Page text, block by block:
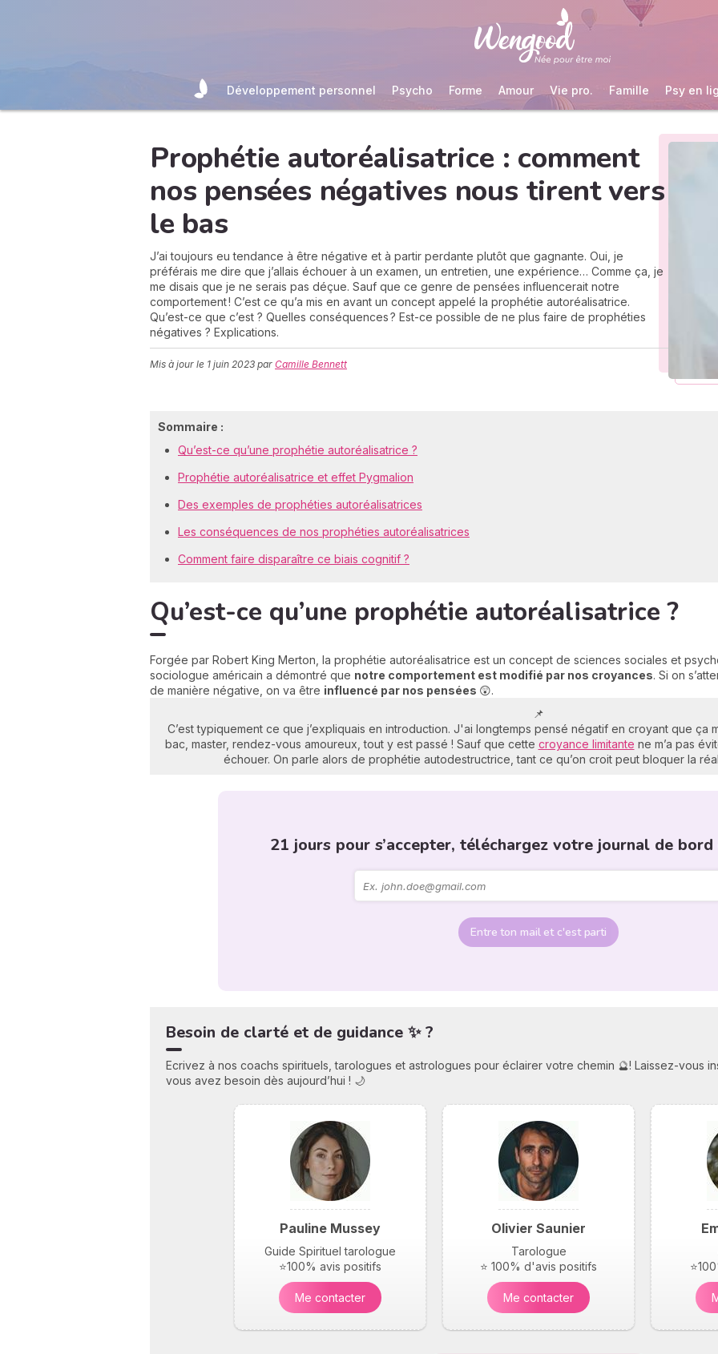
Développement personnel Psycho Forme Amour Vie pro. Famille Psy en
Prophétie autoréalisatrice : comment
nos pensées négatives nous tirent vers
le bas
J’ai toujours eu tendance à être négative et à partir perdante plutôt que gagnante. Oui, je
préférais me dire que j’allais échouer à un examen, un entretien, une expérience… Comme ça, je
me disais que je ne serais pas déçue. Sauf que ce genre de pensées influencerait notre
comportement ! C’est ce qu’a mis en avant un concept appelé la prophétie autoréalisatrice.
Qu’est-ce que c’est ? Quelles conséquences ? Est-ce possible de ne plus faire de prophéties
négatives ? Explications.
Mis à jour le 1 juin 2023 par Camille Bennett
Sommaire :
Qu’est-ce qu’une prophétie autoréalisatrice ?
Prophétie autoréalisatrice et effet Pygmalion
Des exemples de prophéties autoréalisatrices
Les conséquences de nos prophéties autoréalisatrices
Comment faire disparaître ce biais cognitif ?
Qu’est-ce qu’une prophétie autoréalisatrice ?
Forgée par Robert King Merton, la prophétie autoréalisatrice est un concept de sciences sociales et
sociologue américain a démontré que notre comportement est modifié par nos croyances. Si on
de manière négative, on va être influencé par nos pensées 😲.
📌
C’est typiquement ce que j’expliquais en introduction. J'ai longtemps pensé négatif en croyant que ça
bac, master, rendez-vous amoureux, tout y est passé ! Sauf que cette croyance limitante ne m’a pas
échouer. On parle alors de prophétie autodestructrice, tant ce qu’on croit peut bloquer la
21 jours pour s’accepter, téléchargez votre journal de
Entre ton mail et c'est parti
Besoin de clarté et de guidance ✨ ?
Ecrivez à nos coachs spirituels, tarologues et astrologues pour éclairer votre chemin 🔮! Laissez-vous
vous avez besoin dès aujourd’hui ! 🌙
Pauline Mussey
Guide Spirituel tarologue
⭐100% avis positifs
Me contacter
Olivier Saunier
Tarologue
⭐ 100% d'avis positifs
Me contacter